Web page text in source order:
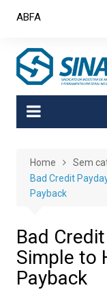
ABFA
Home
Sem
Bad Credit
Payback
Bad
Simple to
Payback